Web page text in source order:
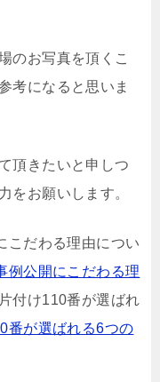
のお写真を頂くこ
考になると思いま
頂きたいと申しつ
をお願いします。
こだわる理由につい
例公開にこだわる理
付け110番が選ばれ
番が選ばれる6つの